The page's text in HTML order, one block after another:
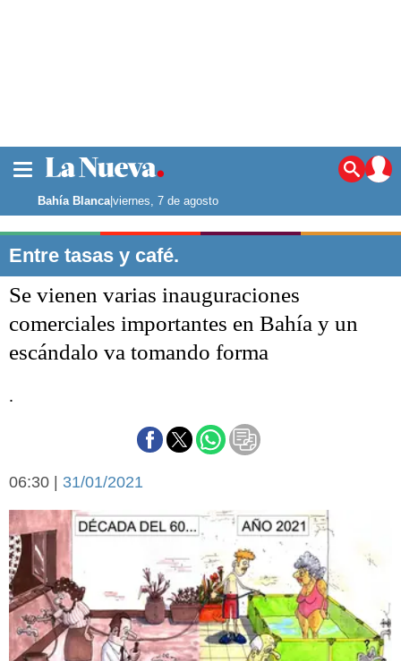
Noticias
La ciudad
Punta Alta
El mundo
Escenario Olímpico
Fútbol
Federal A
Arte y cultura
Economía y campo
Economía y finanzas
Con el campo
Espacio empresas
Sociedad y tiempo
libre
Sociedad
Tecnología
Turismo
Bahía Blanca|viernes, 7 de agosto
Entre tasas y café.
Se vienen varias inauguraciones
comerciales importantes en Bahía y un
escándalo va tomando forma
.
06:30 | 31/01/2021